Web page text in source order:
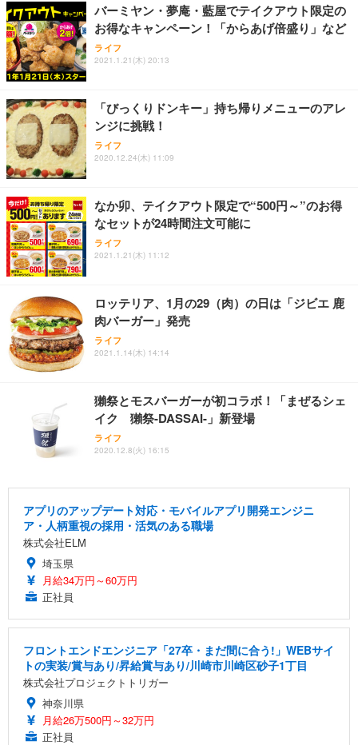
バーミヤン・夢庵・藍屋でテイクアウト限定の
お得なキャンペーン！「からあげ倍盛り」など
ライフ
2021.1.21(木) 20:13
「びっくりドンキー」持ち帰りメニューのアレ
ンジに挑戦！
ライフ
2020.12.24(木) 11:09
なか卯、テイクアウト限定で“500円～”のお得
なセットが24時間注文可能に
ライフ
2021.1.21(木) 11:12
ロッテリア、1月の29（肉）の日は「ジビエ 鹿
肉バーガー」発売
ライフ
2021.1.14(木) 14:14
獺祭とモスバーガーが初コラボ！「まぜるシェ
イク 獺祭-DASSAI-」新登場
ライフ
2020.12.8(火) 16:15
アプリのアップデート対応・モバイルアプリ開発エンジニ
ア・人柄重視の採用・活気のある職場
株式会社ELM
埼玉県
月給34万円～60万円
正社員
フロントエンドエンジニア「27卒・まだ間に合う!」WEBサイ
トの実装/賞与あり/昇給賞与あり/川崎市川崎区砂子1丁目
株式会社プロジェクトトリガー
神奈川県
月給26万500円～32万円
正社員